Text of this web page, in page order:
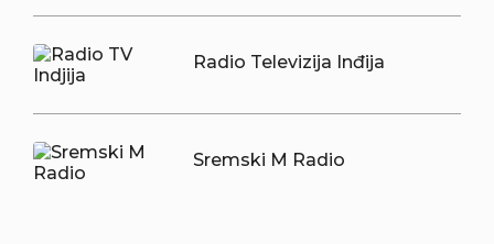
Radio Televizija Inđija
Sremski M Radio